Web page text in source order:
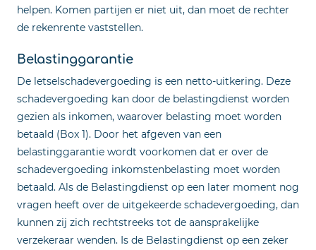
helpen. Komen partijen er niet uit, dan moet de rechter
de rekenrente vaststellen.
Belastinggarantie
De letselschadevergoeding is een netto-uitkering. Deze
schadevergoeding kan door de belastingdienst worden
gezien als inkomen, waarover belasting moet worden
betaald (Box 1). Door het afgeven van een
belastinggarantie wordt voorkomen dat er over de
schadevergoeding inkomstenbelasting moet worden
betaald. Als de Belastingdienst op een later moment nog
vragen heeft over de uitgekeerde schadevergoeding, dan
kunnen zij zich rechtstreeks tot de aansprakelijke
verzekeraar wenden. Is de Belastingdienst op een zeker